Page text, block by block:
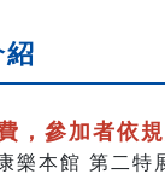
，參加者依
樂本館 第二特